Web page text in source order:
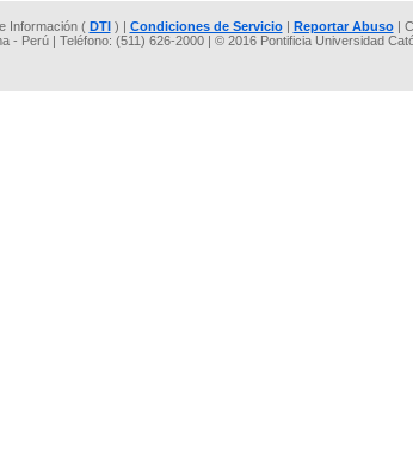
Información ( DTI) | Condiciones de Servicio| Reportar Abuso|
- Perú | Teléfono: (511) 626-2000 | © 2016 Pontificia Universidad